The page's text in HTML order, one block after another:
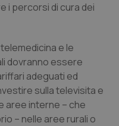
Ulcerosa
neurodegenerative
i percorsi di cura dei
e le
dovranno essere
adeguati ed
sulla televisita e
aree interne – che
– nelle aree rurali o